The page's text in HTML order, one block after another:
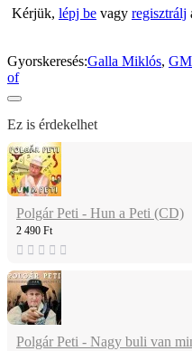
Kérjük, lépj be vagy regisztrálj
Gyorskeresés:Galla Miklós,
of
Ez is érdekelhet
Polgár Peti - Hun a Peti (CD)
2 490 Ft
Polgár Peti - Nagy buli van